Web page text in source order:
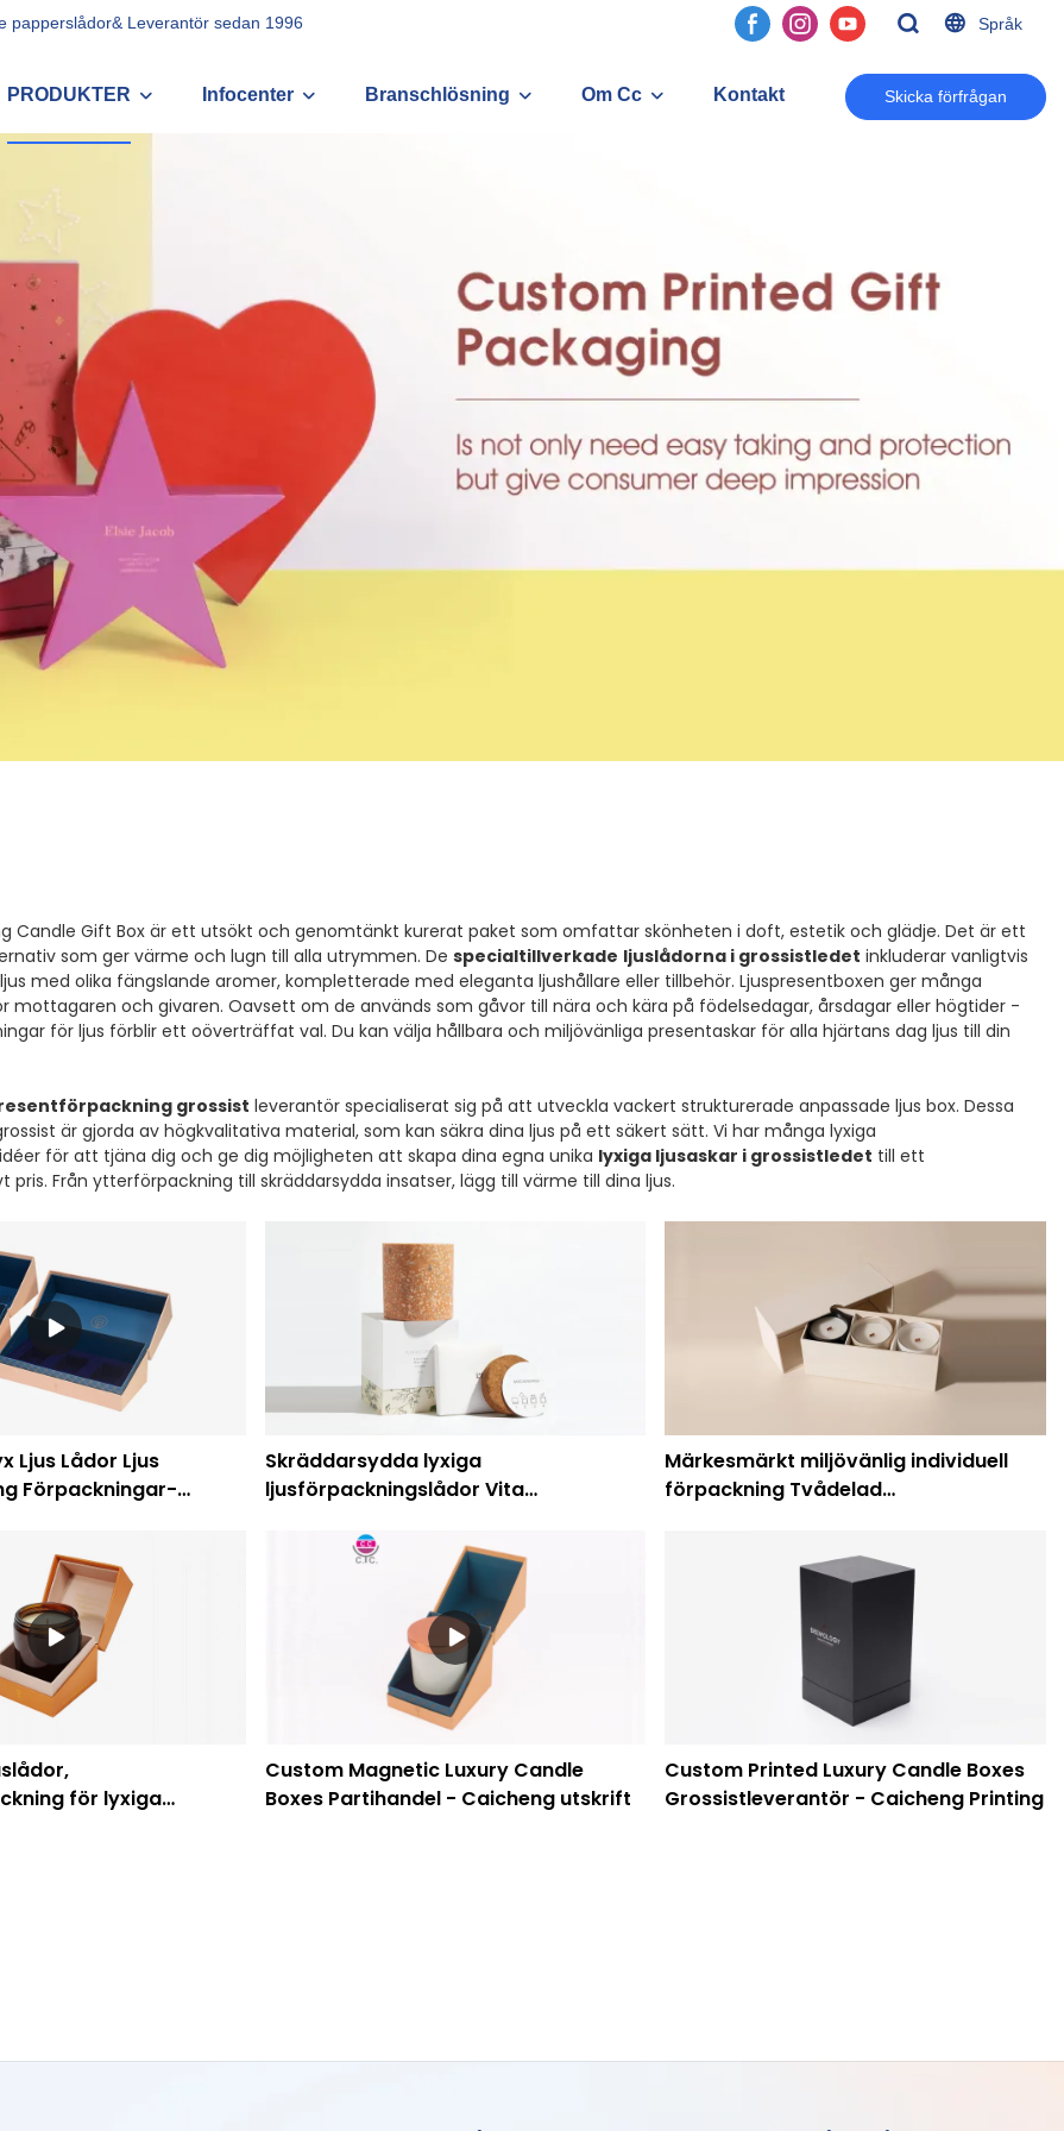
papperslådor& Leverantör sedan 1996 Språk
PRODUKTER Infocenter Branschlösning Om Cc Kontakt Skicka förfrågan
Candle Gift Box är ett utsökt och genomtänkt kurerat paket som omfattar skönheten i doft, estetik och glädje. Det är ett
som ger värme och lugn till alla utrymmen. De specialtillverkade ljuslådorna i grossistledet inkluderar vanligtvis
med olika fängslande aromer, kompletterade med eleganta ljushållare eller tillbehör. Ljuspresentboxen ger många
mottagaren och givaren. Oavsett om de används som gåvor till nära och kära på födelsedagar, årsdagar eller högtider -
för ljus förblir ett oöverträffat val. Du kan välja hållbara och miljövänliga presentaskar för alla hjärtans dag ljus till din
grossist leverantör specialiserat sig på att utveckla vackert strukturerade anpassade ljus box. Dessa
är gjorda av högkvalitativa material, som kan säkra dina ljus på ett säkert sätt. Vi har många lyxiga
för att tjäna dig och ge dig möjligheten att skapa dina egna unika lyxiga ljusaskar i grossistledet till ett
pris. Från ytterförpackning till skräddarsydda insatser, lägg till värme till dina ljus.
Ljus Lådor Ljus
Förpackningar-
Skräddarsydda lyxiga
ljusförpackningslådor Vita
Märkesmärkt miljövänlig individuell
förpackning Tvådelad
för lyxiga
Custom Magnetic Luxury Candle
Boxes Partihandel - Caicheng utskrift
Custom Printed Luxury Candle Boxes
Grossistleverantör - Caicheng Printing